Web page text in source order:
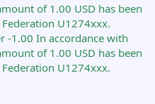
of 1.00 USD has been
U1274xxx.
-1.00 In accordance with
of 1.00 USD has been
U1274xxx.